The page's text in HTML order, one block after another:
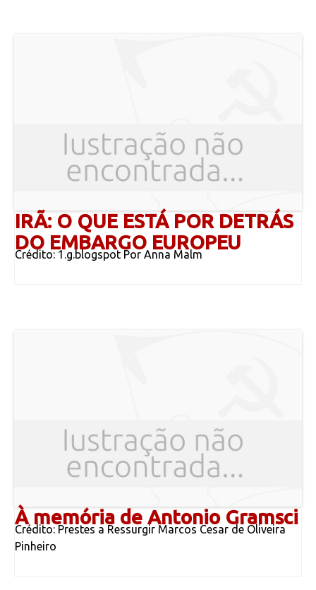
IRÃ: O QUE ESTÁ POR DETRÁS
DO EMBARGO EUROPEU
Crédito: 1.g.blogspot Por Anna Malm
À memória de Antonio Gramsci
Crédito: Prestes a Ressurgir Marcos Cesar de Oliveira
Pinheiro